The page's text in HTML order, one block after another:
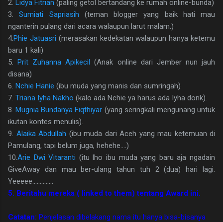
2. Lidya Fitrian (paling getol bertandang ke rumah online-bunda)
3.Sumiati Sapriasih (teman blogger yang baik hati mau
nganterin pulang dari acara walaupun larut malam.)
4.Phie Jatuasri (merasakan kedekatan walaupun hanya ketemu
baru 1 kali)
5.Prit Zuhanna Apikecil (Anak online dari Jember nun jauh
disana)
6. Nchie Hanie (ibu muda yang manis dan sumringah)
7. Triana Iyha Nakho (kalo ada Nchie ya harus ada Iyha donk).
8.Mugnia Bundanya Fiqthiyar (yang seringkali mengunang untuk
ikutan kontes menulis).
9. Alaika Abdullah (ibu muda dari Aceh yang mau ketemuan di
Pamulang, tapi belum juga, hehehe....)
10. Arie Dwi Vitaranti (itu lho ibu muda yang baru aja ngadain
GiveAway dan mau ber-ulang tahun tuh 2 (dua) hari lagi.
Yeeeee..............
5. Beritahu mereka ( linked to them) tentang Award ini.
Catatan: Penjelasan dibelakang nama itu hanya bisa-bisanya